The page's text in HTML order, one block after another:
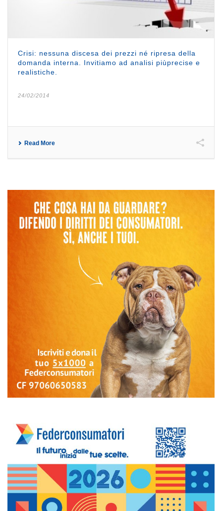
Crisi: nessuna discesa dei prezzi né ripresa della
domanda interna. Invitiamo ad analisi piùprecise e
realistiche.
24/02/2014
Read More